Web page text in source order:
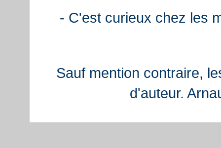
- C'est curieux chez les
Sauf mention contraire,
d'auteur.